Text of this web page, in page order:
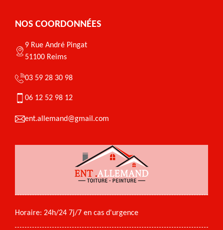
NOS COORDONNÉES
9 Rue André Pingat
51100 Reims
03 59 28 30 98
06 12 52 98 12
ent.allemand@gmail.com
Horaire: 24h/24 7j/7 en cas d'urgence